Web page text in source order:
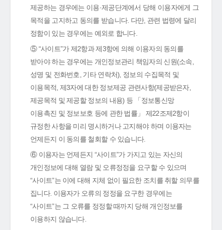
제공하는 경우에는 이용·제공단계에서 당해 이용자에게 그
목적을 고지하고 동의를 받습니다. 다만, 관련 법령에 달리
정함이 있는 경우에는 예외로 합니다.
⑤ “사이트”가 제2항과 제3항에 의해 이용자의 동의를
받아야 하는 경우에는 개인정보관리 책임자의 신원(소속,
성명 및 전화번호, 기타 연락처), 정보의 수집목적 및
이용목적, 제3자에 대한 정보제공 관련사항(제공받은자,
제공목적 및 제공할 정보의 내용) 등 「정보통신망
이용촉진 및 정보보호 등에 관한 법률」 제22조제2항이
규정한 사항을 미리 명시하거나 고지해야 하며 이용자는
언제든지 이 동의를 철회할 수 있습니다.
⑥ 이용자는 언제든지 “사이트”가 가지고 있는 자신의
개인정보에 대해 열람 및 오류정정을 요구할 수 있으며
“사이트”는 이에 대해 지체 없이 필요한 조치를 취할 의무를
집니다. 이용자가 오류의 정정을 요구한 경우에는
“사이트”는 그 오류를 정정할 때까지 당해 개인정보를
이용하지 않습니다.